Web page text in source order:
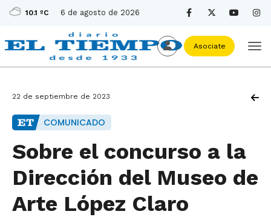
10.1 ºC 6 de agosto de 2026
Asociate
22 de septiembre de 2023
COMUNICADO
Sobre el concurso a la
Dirección del Museo de
Arte López Claro